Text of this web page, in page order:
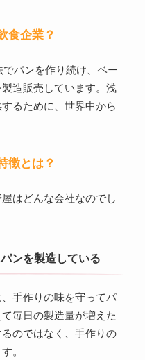
食企業？
パンを作り続け、ベー
造販売しています。浅
るために、世界中から
徴とは？
はどんな会社なのでし
ンを製造している
手作りの味を守ってパ
毎日の製造量が増えた
のではなく、手作りの
。